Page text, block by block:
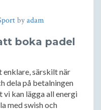
byadam
boka padel
enklare, särskilt när
dela på betalningen
kan lägga all energi
med swish och